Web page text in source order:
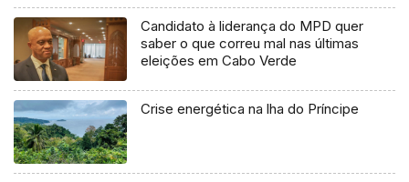
Candidato à liderança do MPD quer
saber o que correu mal nas últimas
eleições em Cabo Verde
Crise energética na lha do Príncipe